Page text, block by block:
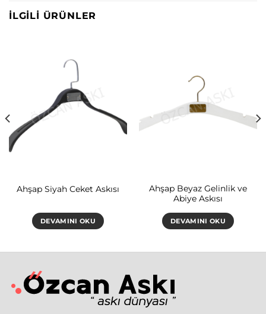
İLGILI ÜRÜNLER
Ahşap Siyah Ceket Askısı
DEVAMINI OKU
Ahşap Beyaz Gelinlik ve
Abiye Askısı
DEVAMINI OKU